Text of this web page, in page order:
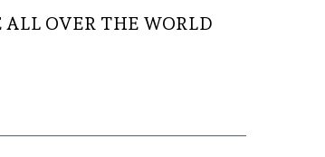
OVER THE WORLD